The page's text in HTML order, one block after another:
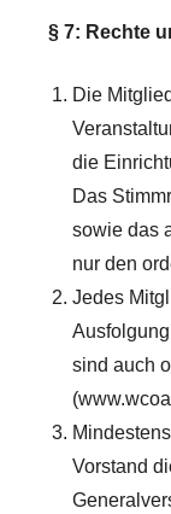
§ 7: Rechte
Die
die
Das
sowie das
nur den
Jedes
sind auch
Vorstand